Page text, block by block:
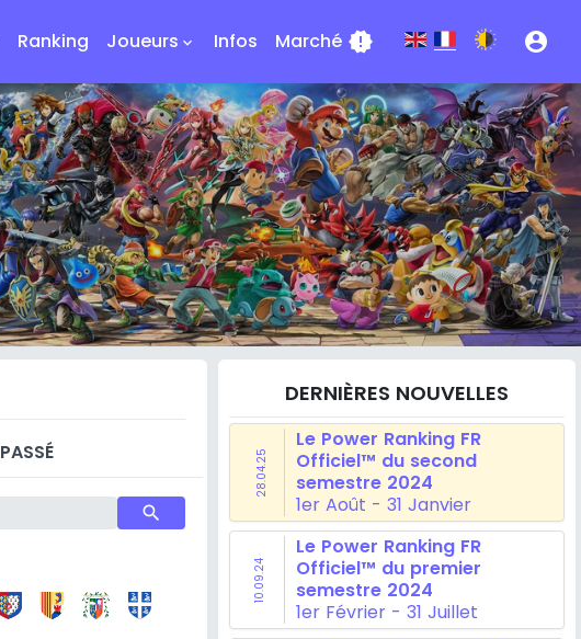
Ranking Joueurs keyboard_arrow_down Infos Marché new_releases account_circle
PASSÉ
search
DERNIÈRES NOUVELLES
28.04.25
Le Power Ranking FR
Officiel™ du second
semestre 2024
1er Août - 31 Janvier
10.09.24
Le Power Ranking FR
Officiel™ du premier
semestre 2024
1er Février - 31 Juillet